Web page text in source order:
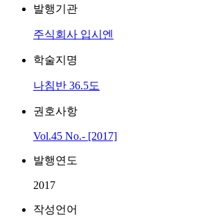
발행기관
주식회사 입시엔
학술지명
나침반 36.5도
권호사항
Vol.45 No.- [2017]
발행연도
2017
작성언어